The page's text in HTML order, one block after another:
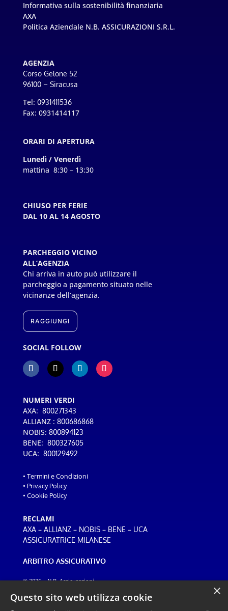
Informativa sulla sostenibilità finanziaria
AXA
Politica Aziendale N.B. ASSICURAZIONI S.R.L.
AGENZIA
Corso Gelone 52
96100 – Siracusa
Tel: 0931411536
Fax: 0931414117
ORARI DI APERTURA
Lunedì / Venerdì
mattina 8:30 – 13:30
CHIUSO PER FERIE
DAL 10 AL 14 AGOSTO
PARCHEGGIO VICINO
ALL’AGENZIA
Chi arriva in auto può utilizzare il
parcheggio a pagamento situato nelle
vicinanze dell’agenzia.
RAGGIUNGI
SOCIAL FOLLOW
NUMERI VERDI
AXA: 800271343
ALLIANZ : 800686868
NOBIS: 800894123
BENE: 800327605
UCA: 800129492
• Termini e Condizioni
• Privacy Policy
• Cookie Policy
RECLAMI
AXA– ALLIANZ– NOBIS– BENE – UCA
ASSICURATRICE MILANESE
ARBITRO ASSICURATIVO
© 2026 – N.B. Assicurazioni
×
Questo sito web utilizza cookie